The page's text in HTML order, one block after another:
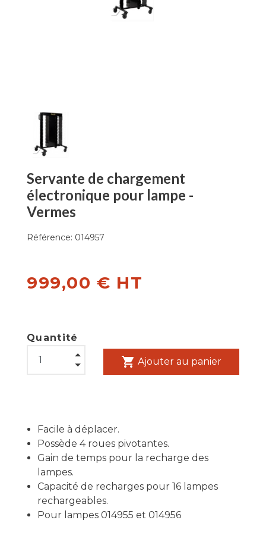
Servante de chargement
électronique pour lampe -
Vermes
Référence: 014957
999,00 € HT
Quantité
shopping_cart Ajouter au panier
Facile à déplacer.
Possède 4 roues pivotantes.
Gain de temps pour la recharge des
lampes.
Capacité de recharges pour 16 lampes
rechargeables.
Pour lampes 014955 et 014956